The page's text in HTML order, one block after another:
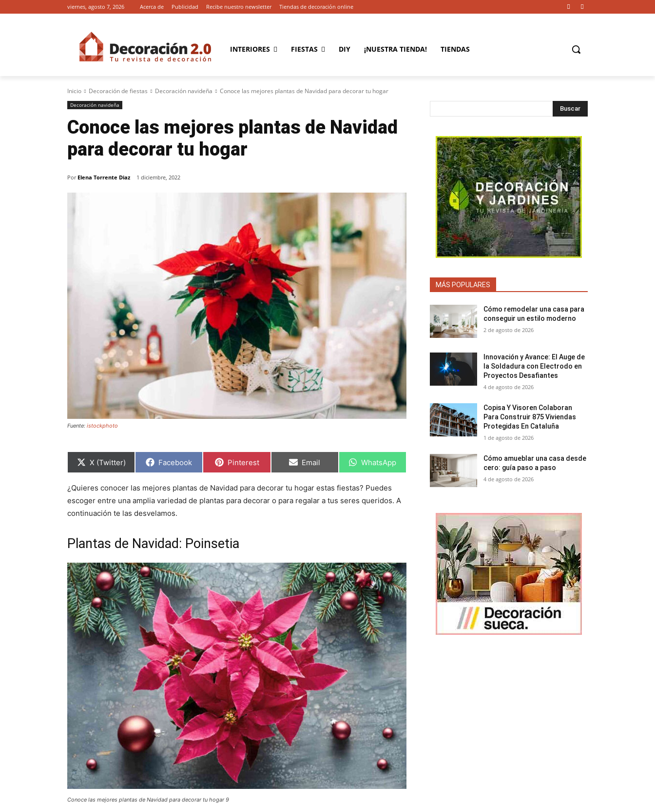
viernes, agosto 7, 2026 Acerca de Publicidad Recibe nuestro newsletter Tiendas de decoración online
INTERIORES FIESTAS DIY ¡NUESTRA TIENDA! TIENDAS
Inicio Decoración de fiestas Decoración navideña Conoce las mejores plantas de Navidad para decorar tu hogar
Decoración navideña
Conoce las mejores plantas de Navidad
para decorar tu hogar
Por Elena Torrente Diaz 1 diciembre, 2022
Fuente: istockphoto
C
a
r
t
i
X (Twitter) C
a
r
t
i
Facebook C
p
a
r
t
Pinterest C
a
r
t
Email C
p
a
r
t
WhatsApp
¿Quieres conocer las mejores plantas de Navidad para decorar tu hogar estas fiestas? Puedes
escoger entre una amplia variedad de plantas para decorar o para regalar a tus seres queridos. A
continuación te las desvelamos.
Plantas de Navidad: Poinsetia
Conoce las mejores plantas de Navidad para decorar tu hogar 9
Buscar
MÁS POPULARES
Cómo remodelar una casa para
conseguir un estilo moderno
2 de agosto de 2026
Innovación y Avance: El Auge de
la Soldadura con Electrodo en
Proyectos Desafiantes
4 de agosto de 2026
Copisa Y Visoren Colaboran
Para Construir 875 Viviendas
Protegidas En Cataluña
1 de agosto de 2026
Cómo amueblar una casa desde
cero: guía paso a paso
4 de agosto de 2026